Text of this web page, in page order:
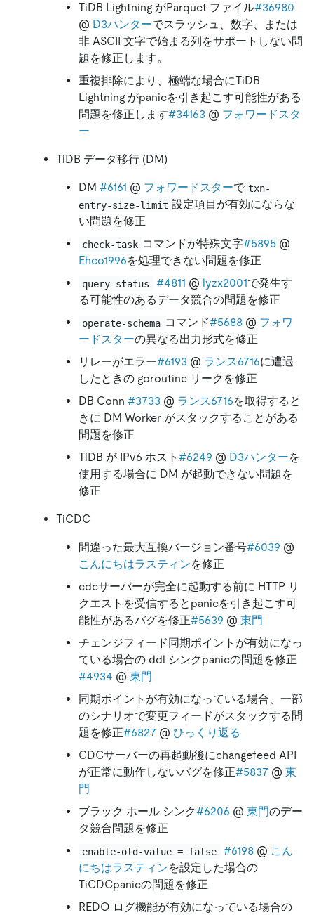
TiDB Lightning がParquet ファイル#36980
@ D3ハンターでスラッシュ、数字、または
非 ASCII 文字で始まる列をサポートしない問
題を修正します。
重複排除により、極端な場合にTiDB
Lightning がpanicを引き起こす可能性がある
問題を修正します#34163 @ フォワードスタ
ー
TiDB データ移行 (DM)
DM #6161 @ フォワードスターで txn-
entry-size-limit 設定項目が有効にならな
い問題を修正
check-task コマンドが特殊文字#5895 @
Ehco1996を処理できない問題を修正
query-status #4811 @ lyzx2001で発生す
る可能性のあるデータ競合の問題を修正
operate-schema コマンド#5688@ フォワ
ードスターの異なる出力形式を修正
リレーがエラー#6193 @ ランス6716に遭遇
したときの goroutine リークを修正
DB Conn #3733 @ ランス6716を取得すると
きに DM Worker がスタックすることがある
問題を修正
TiDB が IPv6 ホスト #6249 @ D3ハンターを
使用する場合に DM が起動できない問題を
修正
TiCDC
間違った最大互換バージョン番号#6039 @
こんにちはラスティンを修正
cdcサーバーが完全に起動する前に HTTP リ
クエストを受信するとpanicを引き起こす可
能性があるバグを修正#5639 @ 東門
チェンジフィード同期ポイントが有効になっ
ている場合の ddl シンクpanicの問題を修正
#4934 @ 東門
同期ポイントが有効になっている場合、一部
のシナリオで変更フィードがスタックする問
題を修正#6827 @ ひっくり返る
CDCサーバーの再起動後にchangefeed API
が正常に動作しないバグを修正#5837 @ 東
門
ブラック ホール シンク#6206 @ 東門のデー
タ競合問題を修正
enable-old-value = false #6198@ こん
にちはラスティンを設定した場合の
TiCDCpanicの問題を修正
REDO ログ機能が有効になっている場合の